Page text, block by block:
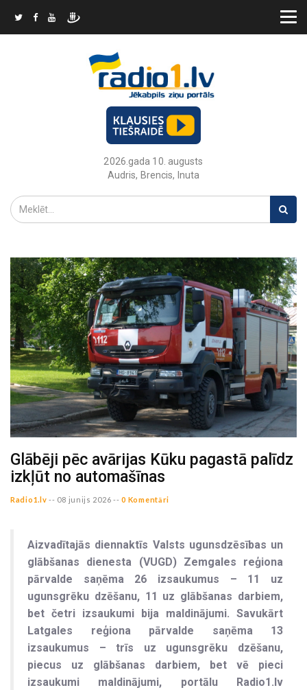
2026.gada 10. augusts
Audris, Brencis, Inuta
Glābēji pēc avārijas Kūku pagastā palīdz
izkļūt no automašīnas
Radio1.lv -- 08 junijs 2026 -- 0 Komentāri
Aizvadītajās diennaktīs Valsts ugunsdzēsības un
glābšanas dienesta (VUGD) Zemgales reģiona
pārvalde saņēma 26 izsaukumus – 11 uz
ugunsgrēku dzēšanu, 11 uz glābšanas darbiem,
bet četri izsaukumi bija maldinājumi. Savukārt
Latgales reģiona pārvalde saņēma 13
izsaukumus – trīs uz ugunsgrēku dzēšanu,
piecus uz glābšanas darbiem, bet vē pieci
izsaukumi maldinājumi, portālu Radio1.lv